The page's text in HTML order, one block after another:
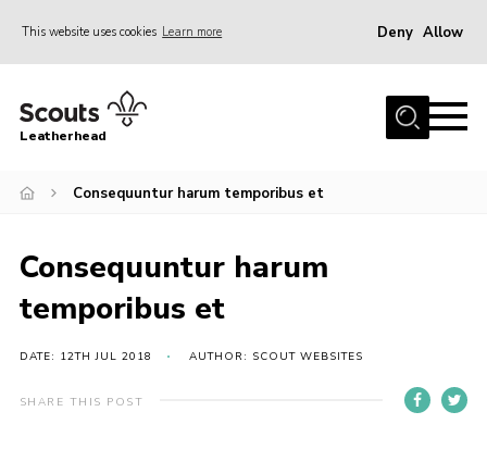
This website uses cookies Learn more Deny Allow
Home
Join
Events
Gallery
District Shop
Resources
Leatherhead
Consequuntur harum temporibus et
Consequuntur harum
temporibus et
DATE: 12TH JUL 2018 AUTHOR: SCOUT WEBSITES
SHARE THIS POST